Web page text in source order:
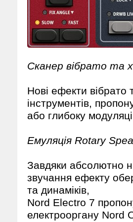
Сканер вібрато та
Нові ефекти вібрато
інструментів,
або глибоку
Емуляція Rotary
Завдяки абсолютно
звучання ефекту
та динаміків,
Nord Electro 7
електрооргану Nord